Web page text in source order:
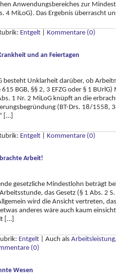
Anwendungsbereiches zur
4 MiLoG). Das Ergebnis überrascht
Entgelt Kommentare (0)
und an Feiertagen
besteht Unklarheit darüber, ob
BGB, §§ 2, 3 EFZG oder § 1
1 Nr. 2 MiLoG knüpft an die
(BT-Drs. 18/1558,
[…]
Entgelt Kommentare (0)
Arbeit!
gesetzliche Mindestlohn beträgt
das Gesetz (§ 1 Abs. 2
wird die Ansicht vertreten,
anderes wäre auch kaum
[…]
Entgelt Auch als Arbeitsleistung,
(0)
Wesen